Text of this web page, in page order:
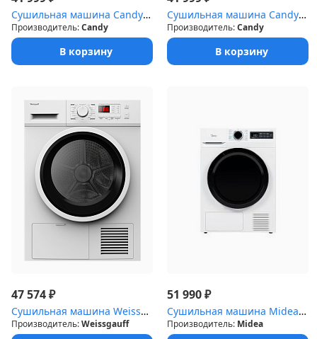
Сушильная машина Candy CSLO4 H7A2TBE-07
Производитель:Candy
В корзину
Сушильная машина Candy CSLO4 H7A2DE-07 (7кг.46,5см.тепловой насос...
Производитель:Candy
В корзину
47 574₽
Сушильная машина Weissgauff WD 6128 D
Производитель:Weissgauff
51 990₽
Сушильная машина Midea MD1180BH60/W
Производитель: Midea